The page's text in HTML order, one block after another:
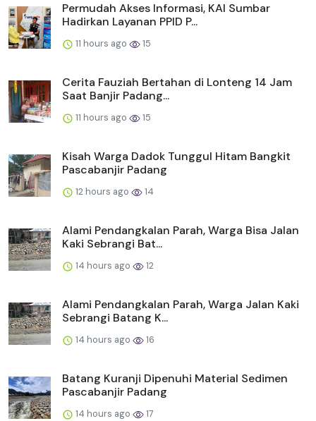
Permudah Akses Informasi, KAI Sumbar
Hadirkan Layanan PPID P...
11 hours ago 15
Cerita Fauziah Bertahan di Lonteng 14 Jam
Saat Banjir Padang...
11 hours ago 15
Kisah Warga Dadok Tunggul Hitam Bangkit
Pascabanjir Padang
12 hours ago 14
Alami Pendangkalan Parah, Warga Bisa Jalan
Kaki Sebrangi Bat...
14 hours ago 12
Alami Pendangkalan Parah, Warga Jalan Kaki
Sebrangi Batang K...
14 hours ago 16
Batang Kuranji Dipenuhi Material Sedimen
Pascabanjir Padang
14 hours ago 17